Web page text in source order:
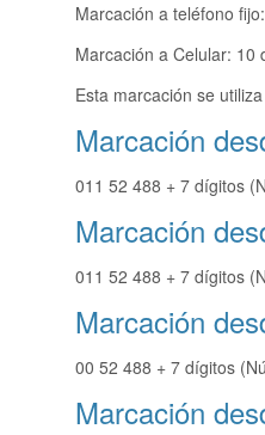
Marcación a teléfono
Marcación a Celular: 10
Esta marcación se
Marcación
011 52 488 + 7 dígitos
Marcación
011 52 488 + 7 dígitos
Marcación
00 52 488 + 7 dígitos
Marcación